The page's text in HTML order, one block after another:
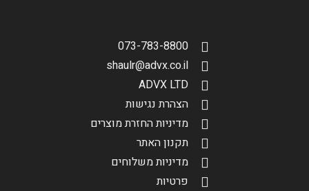
073-783-8800
shaulr@advx.co.il
ADVX LTD
הצהרת נגישות
מדיניות החזרת מוצרים
תקנון האתר
מדיניות משלוחים
פרטיות